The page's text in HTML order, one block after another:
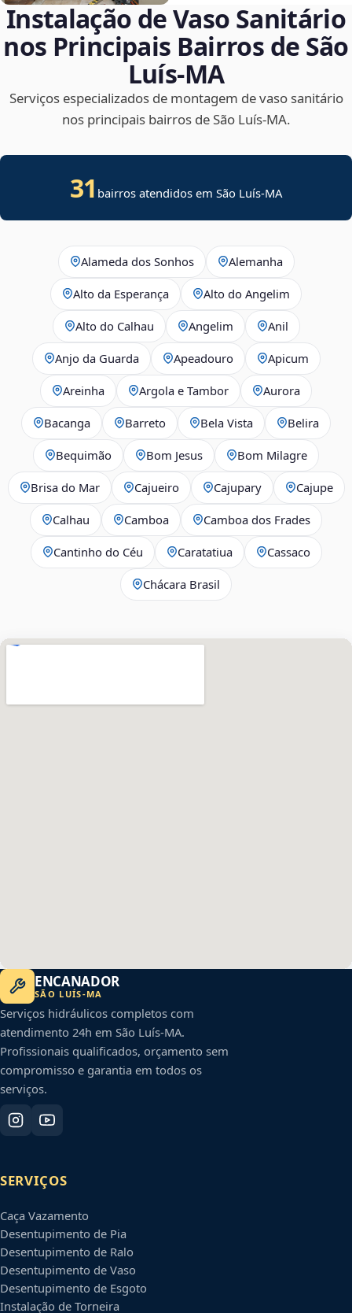
Instalação de Vaso Sanitário
nos Principais Bairros de São
Luís‑MA
Serviços especializados de montagem de vaso sanitário
nos principais bairros de São Luís‑MA.
31 bairros atendidos em São Luís-MA
Alameda dos Sonhos Alemanha
Alto da Esperança Alto do Angelim
Alto do Calhau Angelim Anil
Anjo da Guarda Apeadouro Apicum
Areinha Argola e Tambor Aurora
Bacanga Barreto Bela Vista Belira
Bequimão Bom Jesus Bom Milagre
Brisa do Mar Cajueiro Cajupary Cajupe
Calhau Camboa Camboa dos Frades
Cantinho do Céu Caratatiua Cassaco
Chácara Brasil
ENCANADOR
SÃO LUÍS-MA
Serviços hidráulicos completos com
atendimento 24h em São Luís-MA.
Profissionais qualificados, orçamento sem
compromisso e garantia em todos os
serviços.
SERVIÇOS
Caça Vazamento
Desentupimento de Pia
Desentupimento de Ralo
Desentupimento de Vaso
Desentupimento de Esgoto
Instalação de Torneira